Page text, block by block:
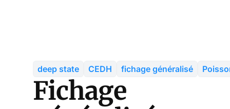
deep state CEDH fichage généralisé
Fichage